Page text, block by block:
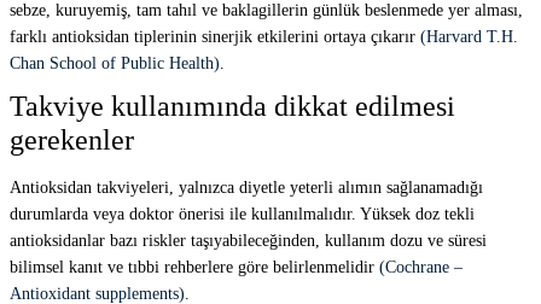
sebze, kuruyemiş, tam tahıl ve baklagillerin günlük beslenmede yer alması,
farklı antioksidan tiplerinin sinerjik etkilerini ortaya çıkarır (Harvard T.H.
Chan School of Public Health).
Takviye kullanımında dikkat edilmesi
gerekenler
Antioksidan takviyeleri, yalnızca diyetle yeterli alımın sağlanamadığı
durumlarda veya doktor önerisi ile kullanılmalıdır. Yüksek doz tekli
antioksidanlar bazı riskler taşıyabileceğinden, kullanım dozu ve süresi
bilimsel kanıt ve tıbbi rehberlere göre belirlenmelidir (Cochrane –
Antioxidant supplements).